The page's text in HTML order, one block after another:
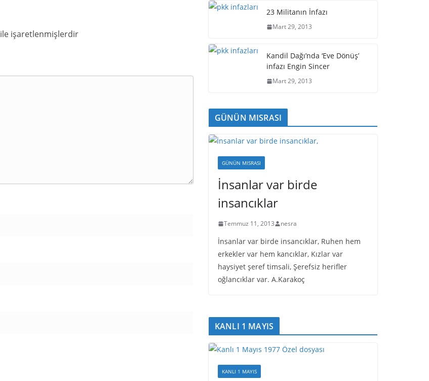
ile işaretlenmişlerdir
23 Militanın İnfazı
Mart 29, 2013
Kandil Dağı’nda ‘Eve Dönüş’
infazı Engin Sincer
Mart 29, 2013
GÜNÜN MISRASI
GÜNÜN MISRASI
İnsanlar var birde
insancıklar
Temmuz 11, 2013 nesra
İnsanlar var birde insancıklar, Ruhen hem
erkekler var hem kancıklar, Kızlar var
haysiyet şeref timsali, Şerefsiz herifler
oğlancıklar var. A.Karakoç
KANLI 1 MAYIS
KANLI 1 MAYIS